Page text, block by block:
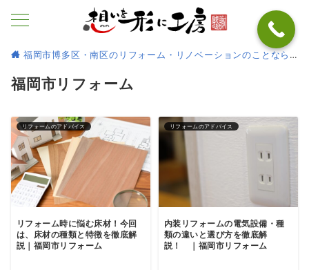
福岡市博多区・南区のリフォーム・リノベーションのことなら
福岡市リフォーム
リフォームのアドバイス
リフォーム時に悩む床材！今回
は、床材の種類と特徴を徹底解
説｜福岡市リフォーム
リフォームのアドバイス
内装リフォームの電気設備・種
類の違いと選び方を徹底解
説！ ｜福岡市リフォーム